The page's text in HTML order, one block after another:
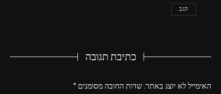
הגב
כתיבת תגובה
האימייל לא יוצג באתר.שדות החובה מסומנים*